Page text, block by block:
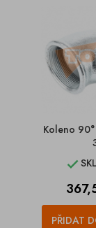
Koleno

Cena
PŘIDAT